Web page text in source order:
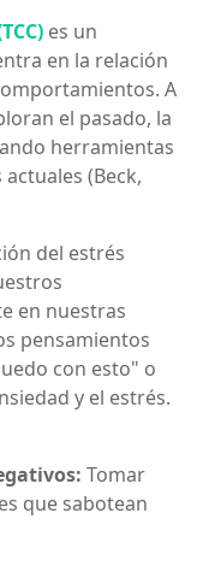
es un
en la relación
A
el pasado, la
herramientas
(Beck,
del estrés
en nuestras
pensamientos
con esto" o
y el estrés.
Tomar
que sabotean